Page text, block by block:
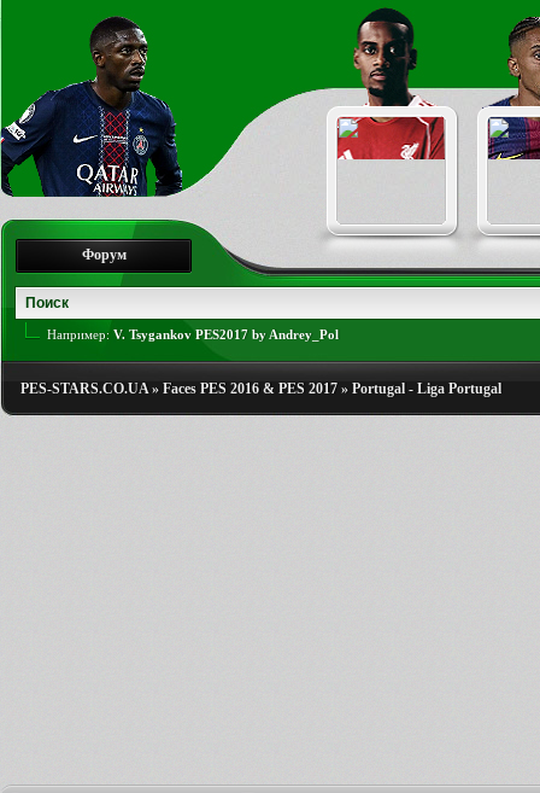
Форум
Например: V. Tsygankov PES2017 by Andrey_Pol
PES-STARS.CO.UA» Faces PES 2016 & PES 2017 » Portugal - Liga Portugal